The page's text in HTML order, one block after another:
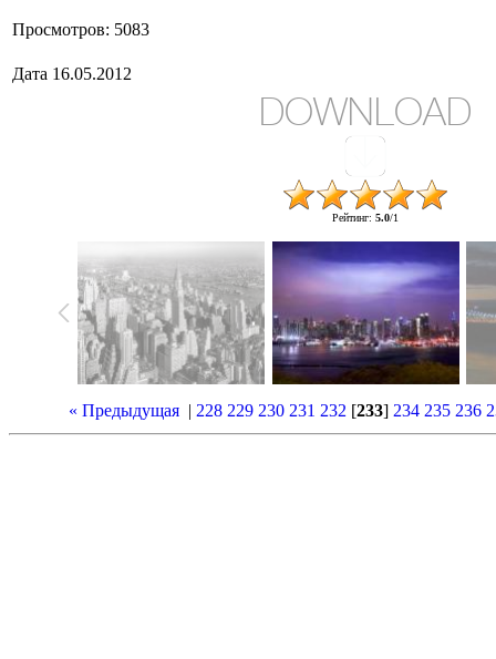
Просмотров: 5083
Дата 16.05.2012
DOWNLOAD
Рейтинг: 5.0/1
« Предыдущая | 228 229 230 231 232 [233] 234 235 236